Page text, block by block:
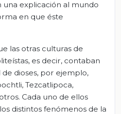
una explicación al mundo
en que éste
las otras culturas de
es decir, contaban
dioses, por ejemplo,
Tezcatlipoca,
Cada uno de ellos
distintos fenómenos de la